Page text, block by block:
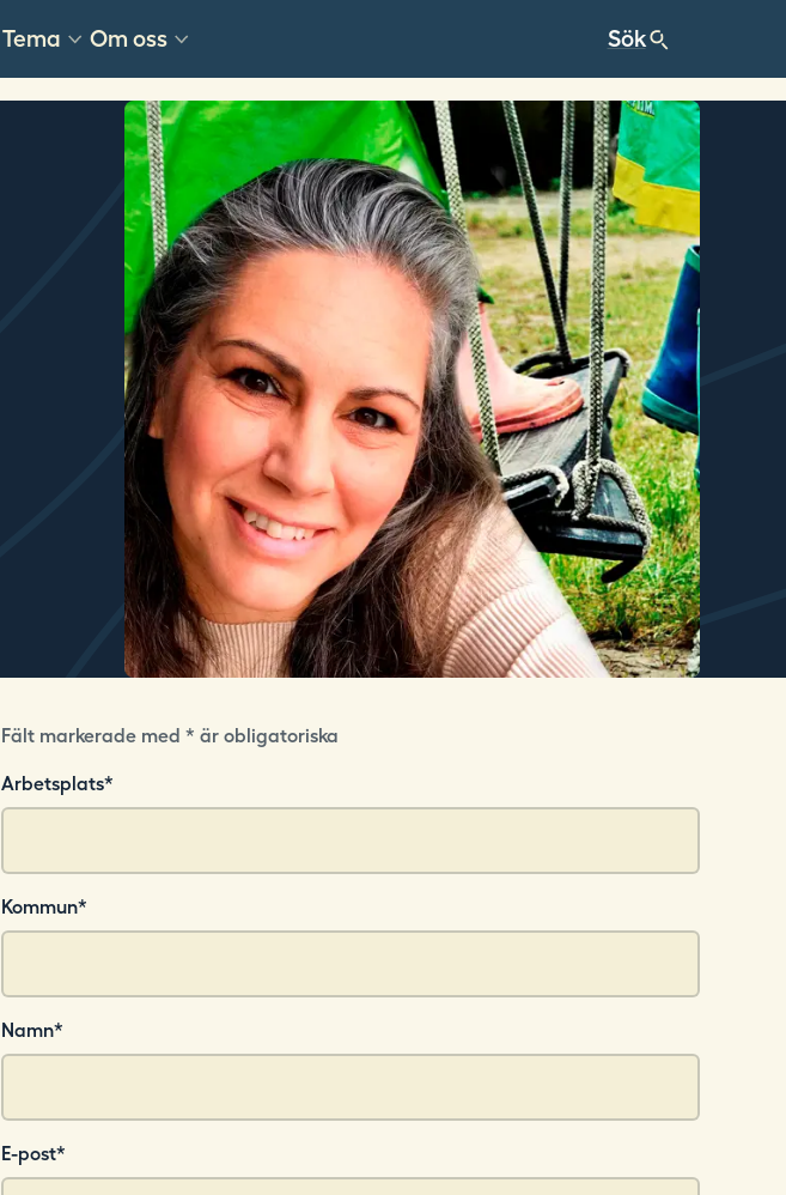
Tema Om oss
Fält markerade med * är obligatoriska
Arbetsplats*
Kommun*
Namn*
E-post*